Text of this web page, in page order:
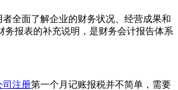
全面了解企业的财务状况、经营成果和
务报表的补充说明，是财务会计报告体系
司注册第一个月记账报税并不简单，需要